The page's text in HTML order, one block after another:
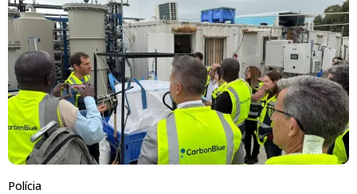
Polícia